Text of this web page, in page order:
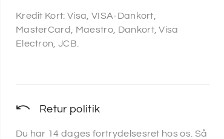
Kredit Kort: Visa, VISA-Dankort,
MasterCard, Maestro, Dankort, Visa
Electron, JCB.
Retur politik
Du har 14 dages fortrydelsesret hos os. Så